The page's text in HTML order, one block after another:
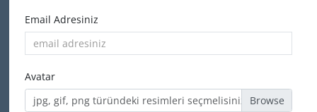
Email Adresiniz
Avatar
jpg, gif, png türündeki resimleri seçmelisiniz